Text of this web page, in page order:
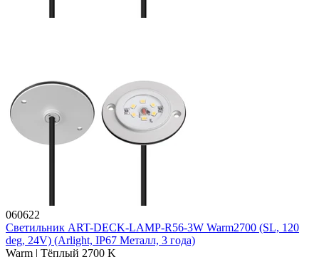
060622
Светильник ART-DECK-LAMP-R56-3W Warm2700 (SL, 120
deg, 24V) (Arlight, IP67 Металл, 3 года)
Warm | Тёплый 2700 K